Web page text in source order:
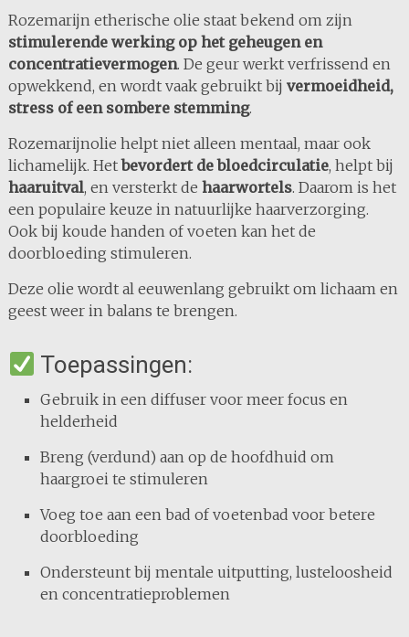
Rozemarijn etherische olie staat bekend om zijn
stimulerende werking op het geheugen en
concentratievermogen. De geur werkt verfrissend en
opwekkend, en wordt vaak gebruikt bij vermoeidheid,
stress of een sombere stemming.
Rozemarijnolie helpt niet alleen mentaal, maar ook
lichamelijk. Hetbevordert de bloedcirculatie, helpt bij
haaruitval, en versterkt de haarwortels. Daarom is het
een populaire keuze in natuurlijke haarverzorging.
Ook bij koude handen of voeten kan het de
doorbloeding stimuleren.
Deze olie wordt al eeuwenlang gebruikt om lichaam en
geest weer in balans te brengen.
Toepassingen:
Gebruik in een diffuser voor meer focus en
helderheid
Breng (verdund) aan op de hoofdhuid om
haargroei te stimuleren
Voeg toe aan een bad of voetenbad voor betere
doorbloeding
Ondersteunt bij mentale uitputting, lusteloosheid
en concentratieproblemen